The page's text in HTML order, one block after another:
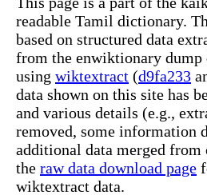
readable Tamil dictionary.
based on structured data
from the enwiktionary dump
using wiktextract (d9fa233
data shown on this site has
and various details (e.g.,
removed, some information
additional data merged from
the raw data download page
wiktextract data.